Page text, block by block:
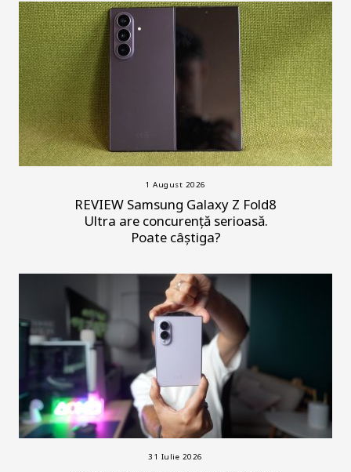
1 August 2026
REVIEW Samsung Galaxy Z Fold8
Ultra are concurență serioasă.
Poate câștiga?
31 Iulie 2026